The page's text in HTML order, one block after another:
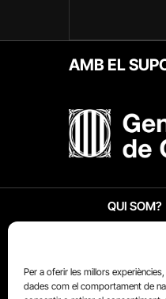
Per a oferir les millors
dades com el comportament de
AMB EL
QUI SOM?